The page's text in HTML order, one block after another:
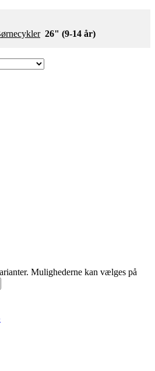
26" (9-14 år)
Mulighederne kan vælges på